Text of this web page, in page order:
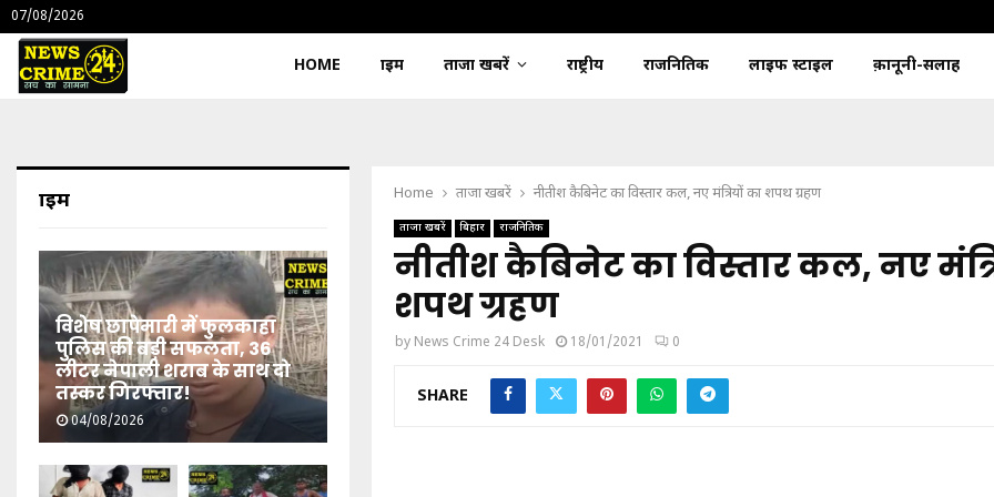
07/08/2026
HOME क्राइम ताजा खबरें राष्ट्रीय राजनितिक लाइफ स्टाइल क़ानूनी-सलाह
Home ताजा खबरें नीतीश कैबिनेट का विस्तार कल, नए मंत्रियों का शपथ ग्रहण
ताजा खबरें बिहार राजनितिक
नीतीश कैबिनेट का विस्तार कल, नए
शपथ ग्रहण
by News Crime 24 Desk 18/01/2021 0
SHARE
क्राइम
विशेष छापेमारी में फुलकाहा
पुलिस की बड़ी सफलता, 36
लीटर नेपाली शराब के साथ दो
तस्कर गिरफ्तार!
04/08/2026